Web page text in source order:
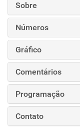
Sobre
Números
Gráfico
Comentários
Programação
Contato